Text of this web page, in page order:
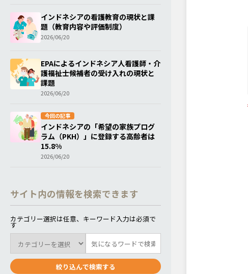
インドネシアの看護教育の現状と課
題（教育内容や評価制度）
2026/06/20
EPAによるインドネシア人看護師・介
護福祉士候補者の受け入れの現状と
課題
2026/06/20
今回の記事
インドネシアの「希望の家族プログ
ラム（PKH）」に登録する高齢者は
15.8%
2026/06/20
サイト内の情報を検索できます
カテゴリー選択は任意、キーワード入力は必須で
す